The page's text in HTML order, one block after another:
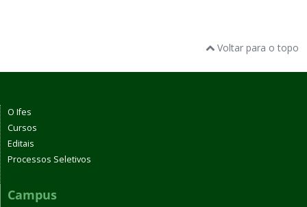
Voltar para o topo
O Ifes
Cursos
Editais
Processos Seletivos
Campus